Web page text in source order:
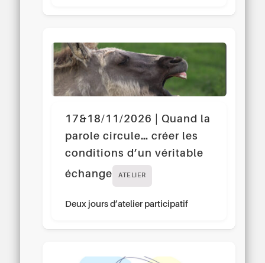
17&18/11/2026 | Quand la
parole circule… créer les
conditions d’un véritable
échange
ATELIER
Deux jours d’atelier participatif